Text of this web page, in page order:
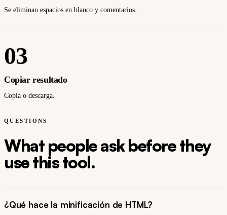
Se eliminan espacios en blanco y comentarios.
03
Copiar resultado
Copia o descarga.
QUESTIONS
What people ask before they
use this tool.
¿Qué hace la minificación de HTML?